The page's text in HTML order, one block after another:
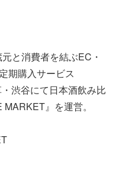
と消費者を結ぶEC・
期購入サービス
渋谷にて日本酒飲み比
』を運営。